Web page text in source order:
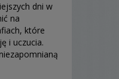
dni w
na
które
i uczucia.